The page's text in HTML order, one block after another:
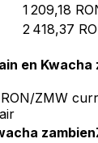
1 209,18
2 418,37
en Kwacha
ZMW
zambien